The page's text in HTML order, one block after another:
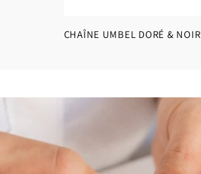
CHAÎNE UMBEL DORÉ & NOIR